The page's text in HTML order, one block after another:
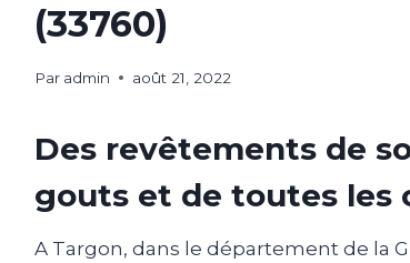
(33760)
Par admin août 21, 2022
Des revêtements de
gouts et de toutes les
A Targon, dans le département de la